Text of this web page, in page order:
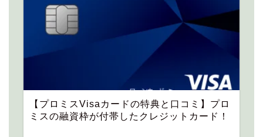
【プロミスVisaカードの特典と口コミ】プロ
ミスの融資枠が付帯したクレジットカード！